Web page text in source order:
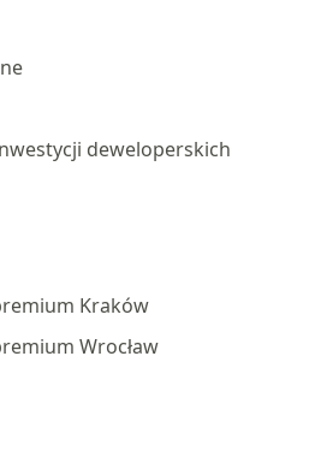
deweloperskich
Kraków
Wrocław